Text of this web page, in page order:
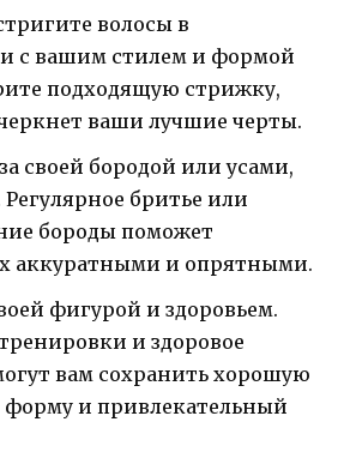
волосы в
с вашим стилем и формой
подходящую стрижку,
ваши лучшие черты.
своей бородой или усами,
Регулярное бритье или
бороды поможет
аккуратными и опрятными.
фигурой и здоровьем.
и здоровое
вам сохранить хорошую
и привлекательный